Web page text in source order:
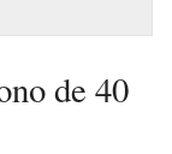
de 40